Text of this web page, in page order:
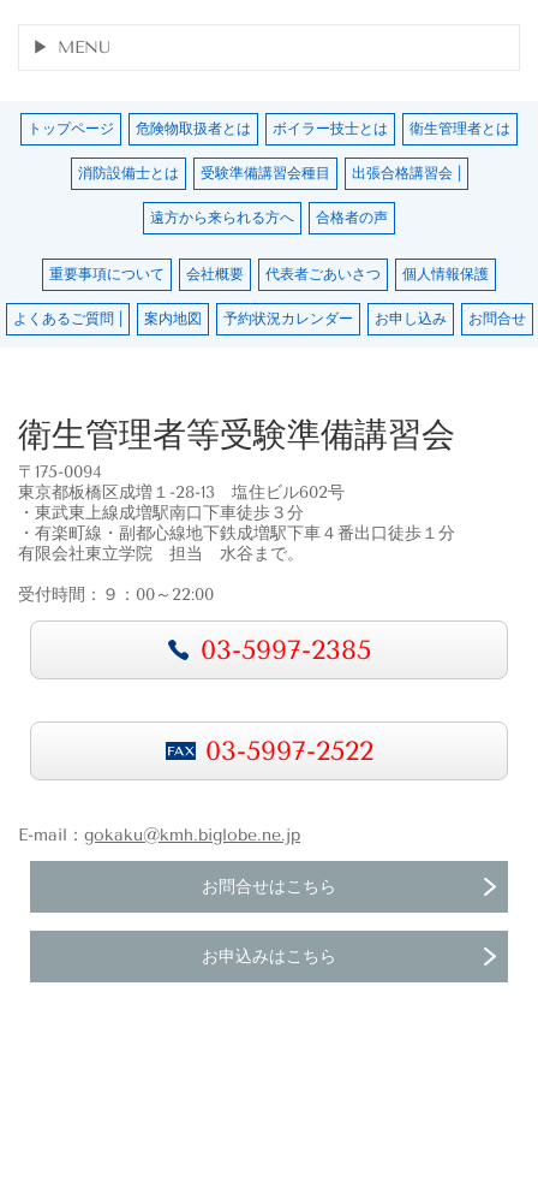
MENU
トップページ 危険物取扱者とは ボイラー技士とは 衛生管理者とは
消防設備士とは 受験準備講習会種目 出張合格講習会 |
遠方から来られる方へ 合格者の声
重要事項について 会社概要 代表者ごあいさつ 個人情報保護
よくあるご質問 | 案内地図 予約状況カレンダー お申し込み お問合せ
衛生管理者等受験準備講習会
〒175-0094
東京都板橋区成増１-28-13 塩住ビル602号
・東武東上線成増駅南口下車徒歩３分
・有楽町線・副都心線地下鉄成増駅下車４番出口徒歩１分
有限会社東立学院 担当 水谷まで。
受付時間：９：00～22:00
03-5997-2385
03-5997-2522
E-mail： gokaku@kmh.biglobe.ne.jp
お問合せはこちら
お申込みはこちら